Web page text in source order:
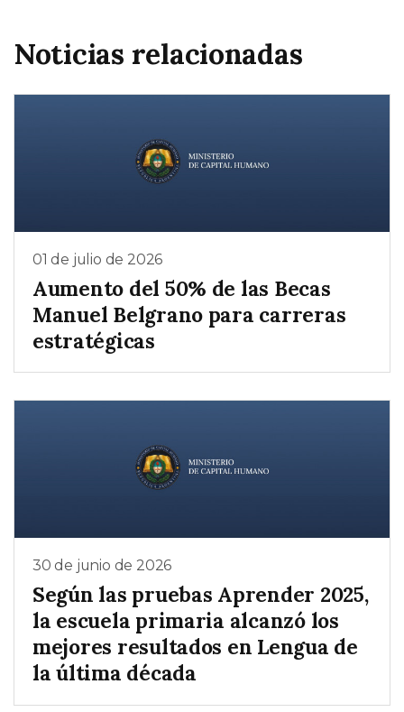
Noticias relacionadas
01 de julio de 2026
Aumento del 50% de las Becas
Manuel Belgrano para carreras
estratégicas
30 de junio de 2026
Según las pruebas Aprender 2025,
la escuela primaria alcanzó los
mejores resultados en Lengua de
la última década